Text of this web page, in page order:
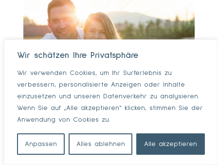
Wir schätzen Ihre Privatsphäre
Wir verwenden Cookies, um Ihr Surferlebnis zu
verbessern, personalisierte Anzeigen oder Inhalte
einzusetzen und unseren Datenverkehr zu analysieren.
Wenn Sie auf „Alle akzeptieren" klicken, stimmen Sie der
Anwendung von Cookies zu.
Anpassen Alles ablehnen Alle akzeptieren